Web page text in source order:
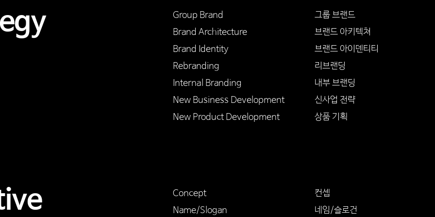
Group Brand
Brand Architecture
Brand Identity
Rebranding
Internal Branding
New Business Development
New Product Development
그룹 브랜드
브랜드 아키텍쳐
브랜드 아이덴티티
리브랜딩
내부 브랜딩
신사업 전략
상품 기획
Concept
Name/Slogan
컨셉
네임/슬로건